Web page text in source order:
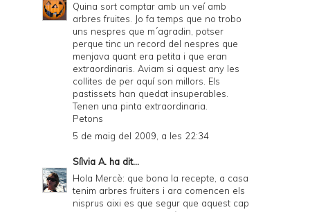
Quina sort comptar amb un veí amb
arbres fruites. Jo fa temps que no trobo
uns nespres que m´agradin, potser
perque tinc un record del nespres que
menjava quant era petita i que eran
extraordinaris. Aviam si aquest any les
collites de per aquí son millors. Els
pastissets han quedat insuperables.
Tenen una pinta extraordinaria.
Petons
5 de maig del 2009, a les 22:34
Sílvia A. ha dit...
Hola Mercè: que bona la recepte, a casa
tenim arbres fruiters i ara comencen els
nisprus aixi es que segur que aquest cap